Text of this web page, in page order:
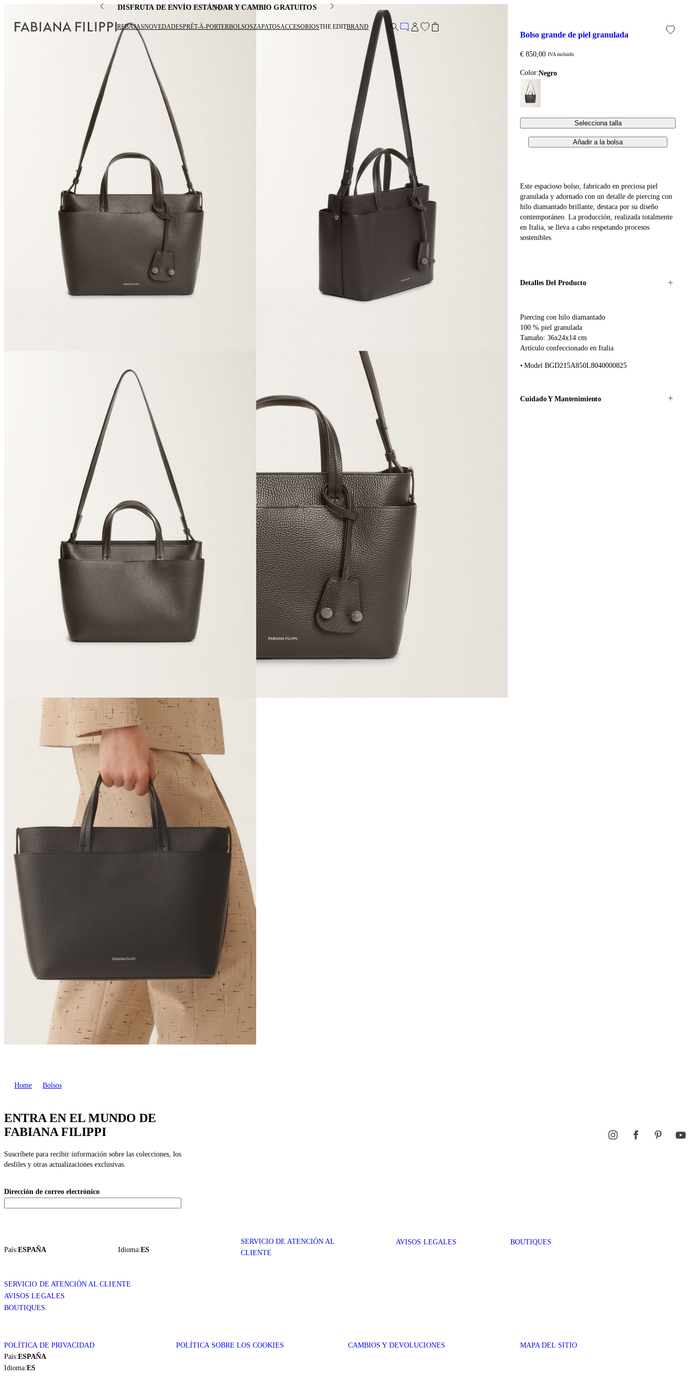
DISFRUTA DE ENVÍO ESTÁNDAR Y CAMBIO GRATUITOS
REBAJASNOVEDADESPRÊT-À-PORTERBOLSOSZAPATOSACCESORIOSTHE EDITBRAND
bolso grande de piel granulada
€ 850,00IVA incluido
Color: negro
Selecciona talla
Añadir a la bolsa
Este espacioso bolso, fabricado en preciosa piel
granulada y adornado con un detalle de piercing con
hilo diamantado brillante, destaca por su diseño
contemporáneo. La producción, realizada totalmente
en Italia, se lleva a cabo respetando procesos
sostenibles.
Detalles Del Producto
Piercing con hilo diamantado
100 % piel granulada
Tamaño: 36x24x14 cm
Artículo confeccionado en Italia
Model BGD215A850L8040000825
Cuidado Y Mantenimiento
Home Bolsos
ENTRA EN EL MUNDO DE
FABIANA FILIPPI
Suscríbete para recibir información sobre las colecciones, los
desfiles y otras actualizaciones exclusivas.
Dirección de correo electrónico
País:ESPAÑA Idioma:ES
SERVICIO DE ATENCIÓN AL
CLIENTE
AVISOS LEGALES BOUTIQUES
SERVICIO DE ATENCIÓN AL CLIENTE
AVISOS LEGALES
BOUTIQUES
POLÍTICA DE PRIVACIDAD POLÍTICA SOBRE LOS COOKIES CAMBIOS Y DEVOLUCIONES
MAPA DEL SITIO
País:ESPAÑA
Idioma:ES